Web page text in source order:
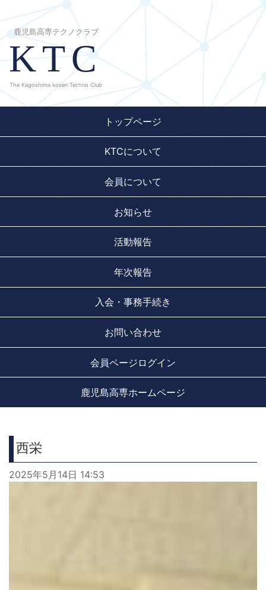
鹿児島高専テクノクラブ
KTC
The Kagoshima kosen Techno Club
トップページ
KTCについて
会員について
お知らせ
活動報告
年次報告
入会・事務手続き
お問い合わせ
会員ページログイン
鹿児島高専ホームページ
西栄
2025年5月14日 14:53